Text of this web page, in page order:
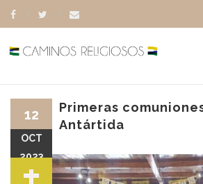
Primeras
Antártida
12
OCT
2023